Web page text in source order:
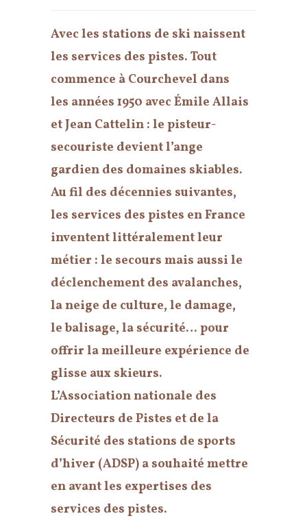
Avec les stations de ski naissent
les services des pistes. Tout
commence à Courchevel dans
les années 1950 avec Émile Allais
et Jean Cattelin : le pisteur-
secouriste devient l’ange
gardien des domaines skiables.
Au fil des décennies suivantes,
les services des pistes en France
inventent littéralement leur
métier : le secours mais aussi le
déclenchement des avalanches,
la neige de culture, le damage,
le balisage, la sécurité… pour
offrir la meilleure expérience de
glisse aux skieurs.
L’Association nationale des
Directeurs de Pistes et de la
Sécurité des stations de sports
d’hiver (ADSP) a souhaité mettre
en avant les expertises des
services des pistes.